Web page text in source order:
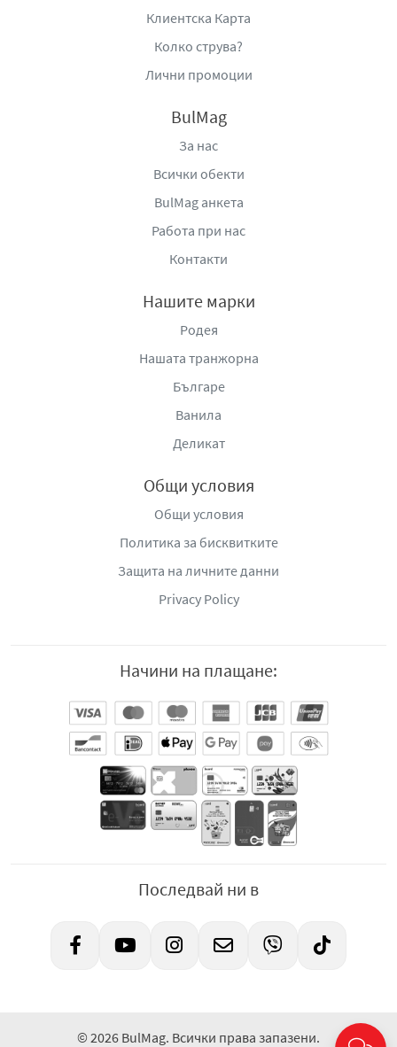
Клиентска Карта
Колко струва?
Лични промоции
BulMag
За нас
Всички обекти
BulMag анкета
Работа при нас
Контакти
Нашите марки
Родея
Нашата транжорна
Българе
Ванила
Деликат
Общи условия
Общи условия
Политика за бисквитките
Защита на личните данни
Privacy Policy
Начини на плащане:
Последвай ни в
© 2026 BulMag. Всички права запазени.